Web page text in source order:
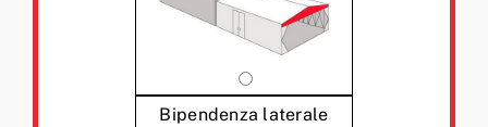
Bipendenza laterale